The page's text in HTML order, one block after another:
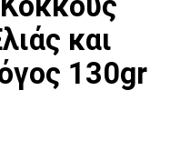
και
130gr